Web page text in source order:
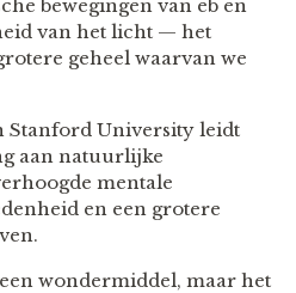
bewegingen van eb en
van het licht — het
geheel waarvan we
Stanford University leidt
aan natuurlijke
mentale
en een grotere
wondermiddel, maar het